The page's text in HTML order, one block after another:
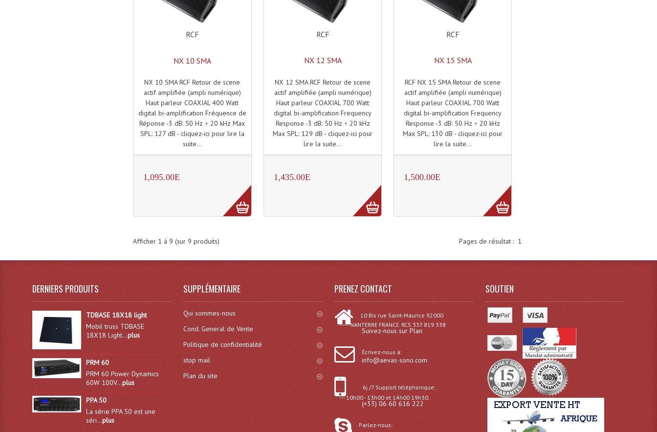
RCF
NX 10 SMA
NX 10 SMA RCF Retour de scene
actif amplifiée (ampli numérique)
Haut parleur COAXIAL 400 Watt
digital bi-amplification Fréquence de
Réponse -3 dB: 50 Hz ÷ 20 kHz Max
SPL: 127 dB - cliquez-ici pour lire la
suite...
1,095.00E
RCF
NX 12 SMA
NX 12 SMA RCF Retour de scene
actif amplifiée (ampli numérique)
Haut parleur COAXIAL 700 Watt
digital bi-amplification Frequency
Response -3 dB: 50 Hz ÷ 20 kHz
Max SPL: 129 dB - cliquez-ici pour
lire la suite...
1,435.00E
RCF
NX 15 SMA
RCF NX 15 SMA Retour de scene
actif amplifiée (ampli numérique)
Haut parleur COAXIAL 700 Watt
digital bi-amplification Frequency
Response -3 dB: 50 Hz ÷ 20 kHz
Max SPL: 130 dB - cliquez-ici pour
lire la suite...
1,500.00E
Pages de résultat : 1
Afficher 1 à 9 (sur 9 produits)
DERNIERS PRODUITS
TDBASE 18X18 light
Mobil truss TDBASE
18X18 Light...plus
PRM 60
PRM 60 Power Dynamics
60W 100V...plus
PPA 50
La série PPA 50 est une
séri...plus
SUPPLÉMENTAIRE
Qui sommes-nous
Cond. General de Vente
Politique de confidentialité
stop mail
Plan du site
PRENEZ CONTACT
10 Bis rue Saint-Maurice 92000
----- NANTERRE FRANCE. RCS 337 819 338
Suivez-nous sur Plan
Écrivez-nous à:
info@aevas-sono.com
6j /7 Support téléphonique:
--- 10h00 - 13h00 et 14h00 19h30.
(+33) 06 60 616 222
Parlez-nous:
SOUTIEN